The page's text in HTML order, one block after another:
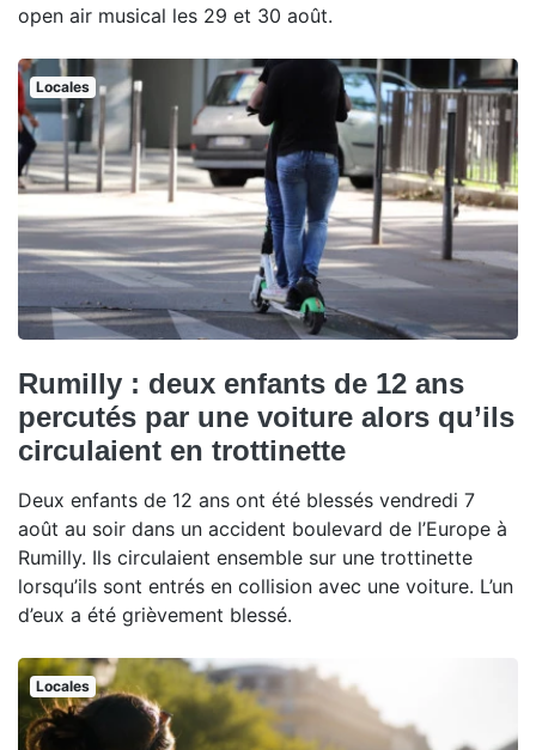
open air musical les 29 et 30 août.
Locales
Rumilly : deux enfants de 12 ans
percutés par une voiture alors qu’ils
circulaient en trottinette
Deux enfants de 12 ans ont été blessés vendredi 7
août au soir dans un accident boulevard de l’Europe à
Rumilly. Ils circulaient ensemble sur une trottinette
lorsqu’ils sont entrés en collision avec une voiture. L’un
d’eux a été grièvement blessé.
Locales